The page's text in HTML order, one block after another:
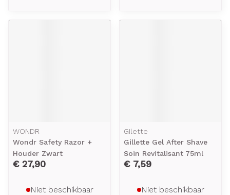
WONDR
Wondr Safety Razor +
Houder Zwart
€ 27,90
Niet beschikbaar
Gilette
Gillette Gel After Shave
Soin Revitalisant 75ml
€ 7,59
Niet beschikbaar